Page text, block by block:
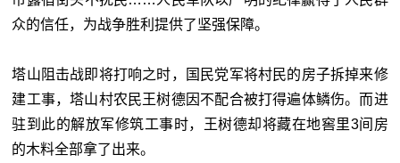
众的信任，为战争胜利提供了坚强保障。
塔山阻击战即将打响之时，国民党军将村民的房子拆掉来修
建工事，塔山村农民王树德因不配合被打得遍体鳞伤。而进
驻到此的解放军修筑工事时，王树德却将藏在地窖里3间房
的木料全部拿了出来。